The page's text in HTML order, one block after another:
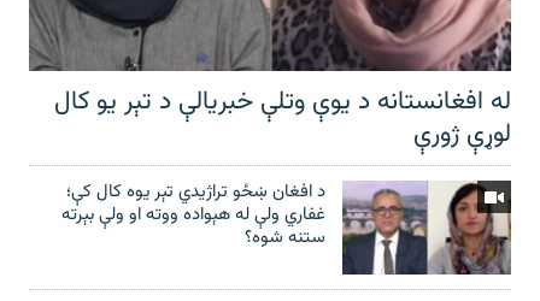
له افغانستانه د یوې وتلې خبریالې د تېر يو کال
لوړې ژورې
د افغان ښځو تراژیدي تېر یوه کال کې؛
غفاري ولې له هېواده ووته او ولې بېرته
ستنه شوه؟